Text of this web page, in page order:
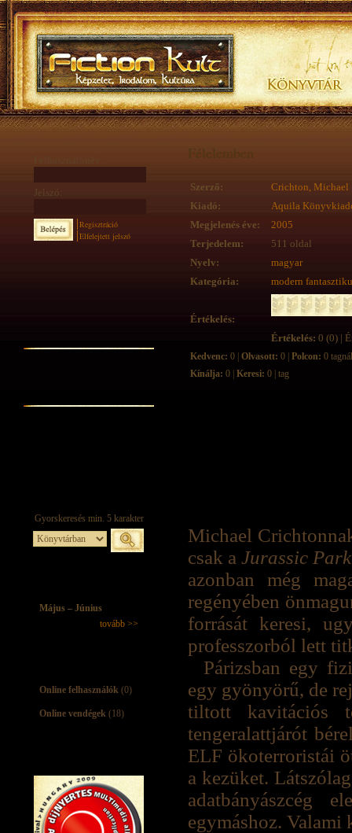
Jelszó:
Regisztráció
Elfelejtett jelszó
Május – Június
tovább >>
Online felhasználók (0)
Online vendégek (18)
Félelemben
Szerző:
Crichton, Michael
Kiadó:
Aquila
Megjelenés éve:
2005
Terjedelem:
511 oldal
Nyelv:
magyar
Kategória:
modern
Értékelés:
Értékelés: 0 (0) |
Kedvenc: 0 | Olvasott: 0 | Polcon: 0 tagnál
Kínálja: 0 | Keresi: 0 | tag
Michael
csak a Jurassic Park
azonban még
regényében
forrását keresi,
professzorból lett
Párizsban egy
egy gyönyörű, de
tiltott kavitációs
tengeralattjárót
ELF ökoterroristái
a kezüket.
adatbányászcég
egymáshoz.